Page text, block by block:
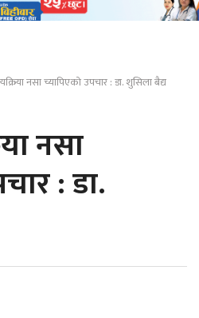
नसा च्यापिएको उपचार : डा. शुसिला बैद्य
नसा
: डा.